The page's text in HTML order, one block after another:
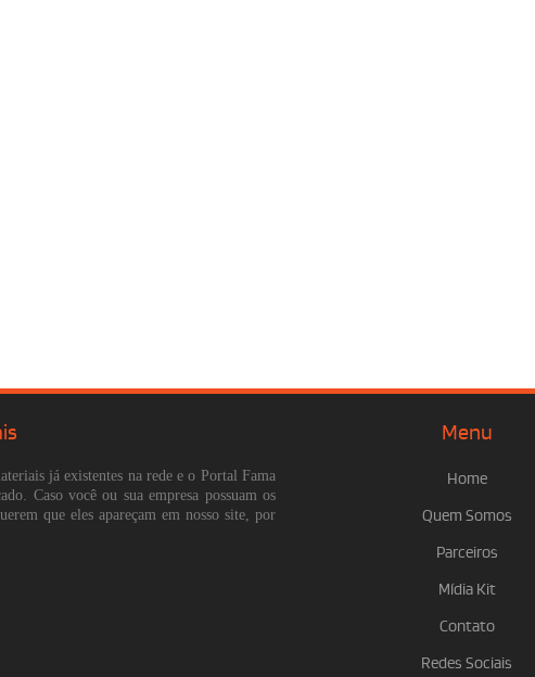
já existentes na rede e o Portal Fama
Caso você ou sua empresa possuam os
que eles apareçam em nosso site, por
Menu
Home
Quem Somos
Parceiros
Mídia Kit
Contato
Redes Sociais